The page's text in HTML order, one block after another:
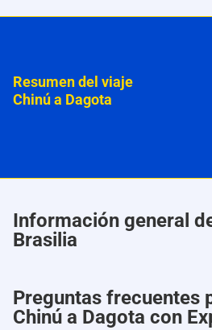
Resumen del viaje
Chinú a Dagota
Información general
Brasilia
Preguntas frecuentes
Chinú a Dagota con